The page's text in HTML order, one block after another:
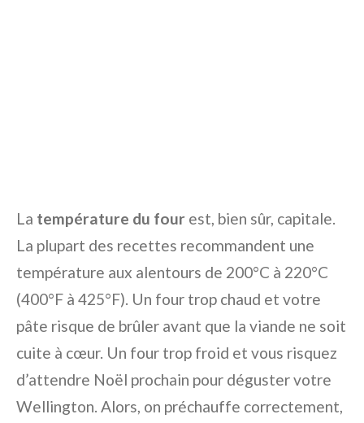
La température du four est, bien sûr, capitale.
La plupart des recettes recommandent une
température aux alentours de 200°C à 220°C
(400°F à 425°F). Un four trop chaud et votre
pâte risque de brûler avant que la viande ne soit
cuite à cœur. Un four trop froid et vous risquez
d’attendre Noël prochain pour déguster votre
Wellington. Alors, on préchauffe correctement,